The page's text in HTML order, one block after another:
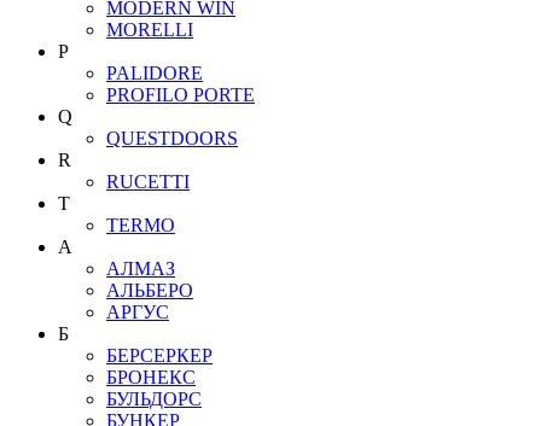
MODERN WIN
MORELLI
P
PALIDORE
PROFILO PORTE
Q
QUESTDOORS
R
RUCETTI
T
TERMO
А
АЛМАЗ
АЛЬБЕРО
АРГУС
Б
БЕРСЕРКЕР
БРОНЕКС
БУЛЬДОРС
БУНКЕР